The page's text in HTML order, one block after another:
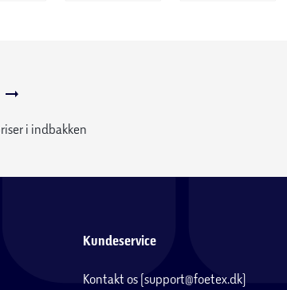
i indbakken
Kundeservice
Kontakt os (support@foetex.dk)